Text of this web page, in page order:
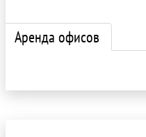
Аренда офисов